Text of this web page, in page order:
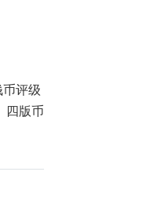
评级
四版币